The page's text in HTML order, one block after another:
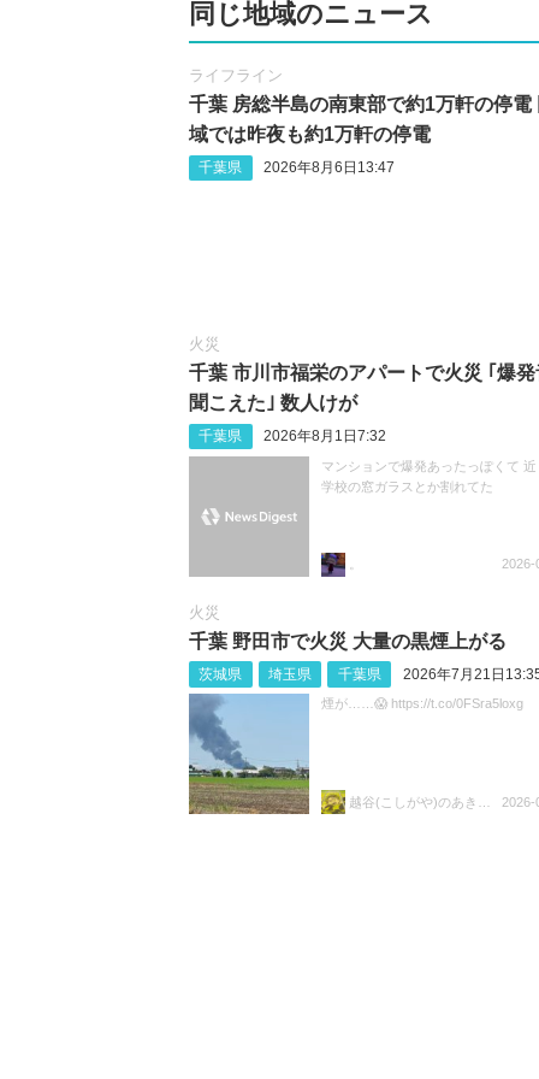
同じ地域のニュース
ライフライン
千葉 房総半島の南東部で約1万軒の停電
域では昨夜も約1万軒の停電
千葉県 2026年8月6日13:47
火災
千葉 市川市福栄のアパートで火災 ｢爆
聞こえた｣ 数人けが
千葉県 2026年8月1日7:32
マンションで爆発あったっぽくて 近
学校の窓ガラスとか割れてた
2026-
火災
千葉 野田市で火災 大量の黒煙上がる
茨城県 埼玉県 千葉県 2026年7月21日
煙が……😱 https://t.co/0FSra5loxg
2026-